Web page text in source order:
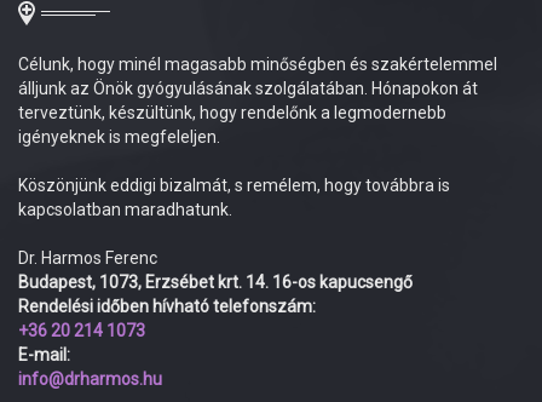
Célunk, hogy minél magasabb minőségben és szakértelemmel
álljunk az Önök gyógyulásának szolgálatában. Hónapokon át
terveztünk, készültünk, hogy rendelőnk a legmodernebb
igényeknek is megfeleljen.
Köszönjünk eddigi bizalmát, s remélem, hogy továbbra is
kapcsolatban maradhatunk.
Dr. Harmos Ferenc
Budapest, 1073, Erzsébet krt. 14. 16-os kapucsengő
Rendelési időben hívható telefonszám:
+36 20 214 1073
E-mail:
info@drharmos.hu